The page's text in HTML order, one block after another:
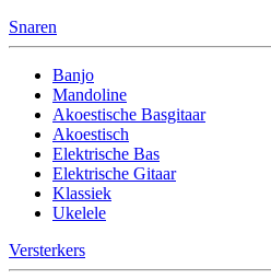
Snaren
Banjo
Mandoline
Akoestische Basgitaar
Akoestisch
Elektrische Bas
Elektrische Gitaar
Klassiek
Ukelele
Versterkers